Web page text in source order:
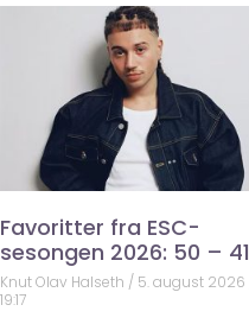
Favoritter fra ESC-
sesongen 2026: 50 – 41
Knut Olav Halseth
5. august 2026
19:17